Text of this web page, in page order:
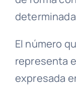
El número
representa
expresada